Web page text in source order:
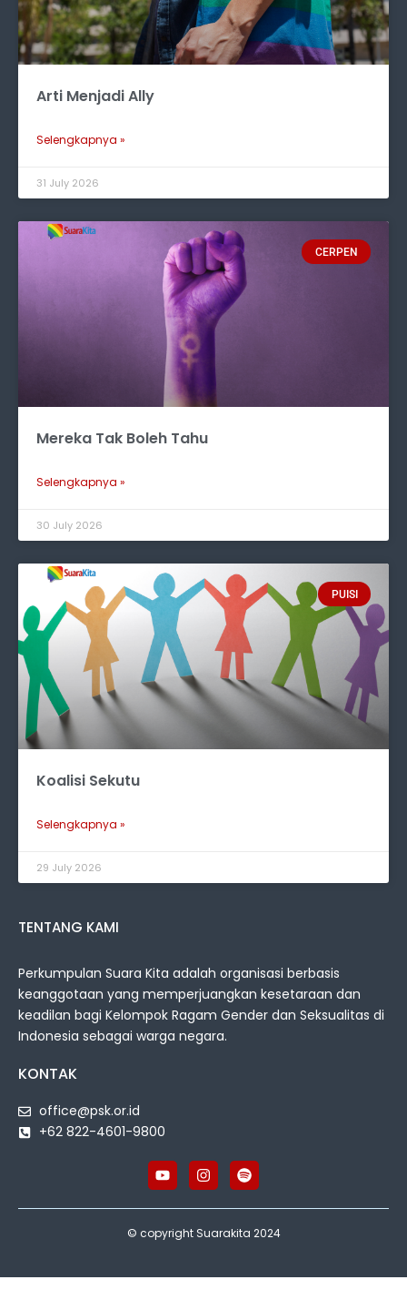
Arti Menjadi Ally
Selengkapnya »
31 July 2026
CERPEN
Mereka Tak Boleh Tahu
Selengkapnya »
30 July 2026
PUISI
Koalisi Sekutu
Selengkapnya »
29 July 2026
TENTANG KAMI
Perkumpulan Suara Kita adalah organisasi berbasis
keanggotaan yang memperjuangkan kesetaraan dan
keadilan bagi Kelompok Ragam Gender dan Seksualitas di
Indonesia sebagai warga negara.
KONTAK
office@psk.or.id
+62 822-4601-9800
© copyright Suarakita 2024